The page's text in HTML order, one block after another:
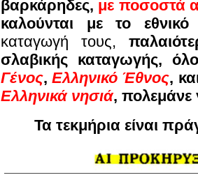
βαρκάρηδες, με ποσοστά
καλούνται με το
καταγωγή τους,
σλαβικής καταγωγής,
Γένος,Ελληνικό Έθνος,
Ελληνικά νησιά, πολεμάνε
Τα τεκμήρια είναι